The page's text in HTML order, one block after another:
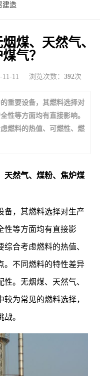
建造
煤、天然气、
气？
11 浏览次数： 392次
重要设备，其燃料选择对
性等方面均有直接影响。
燃料的热值、可燃性、燃
天然气、煤粉、焦炉煤
备，其燃料选择对生产
性等方面均有直接影
合考虑燃料的热值、
。不同燃料的特性差异
。无烟煤、天然气、
为常见的燃料选择，
。